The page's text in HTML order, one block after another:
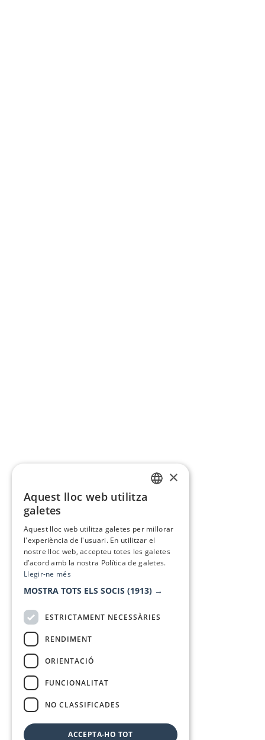
×
Aquest lloc web utilitza
galetes
Aquest lloc web utilitza galetes per millorar
l'experiència de l'usuari. En utilitzar el
nostre lloc web, accepteu totes les galetes
d’acord amb la nostra Política de galetes.
Llegir-ne més
MOSTRA TOTS ELS SOCIS (1913) →
ESTRICTAMENT NECESSÀRIES
RENDIMENT
ORIENTACIÓ
FUNCIONALITAT
NO CLASSIFICADES
ACCEPTA-HO TOT